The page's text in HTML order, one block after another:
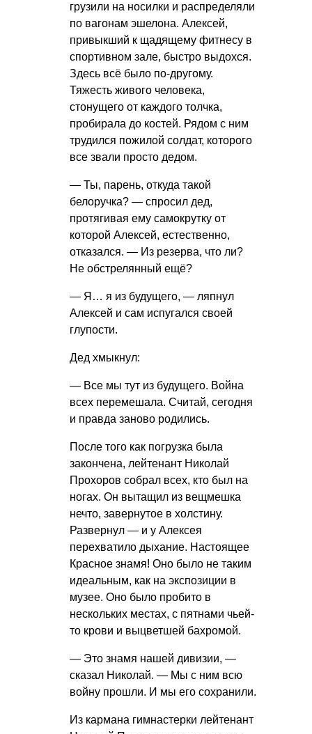
грузили на носилки и распределяли
по вагонам эшелона. Алексей,
привыкший к щадящему фитнесу в
спортивном зале, быстро выдохся.
Здесь всё было по-другому.
Тяжесть живого человека,
стонущего от каждого толчка,
пробирала до костей. Рядом с ним
трудился пожилой солдат, которого
все звали просто дедом.
— Ты, парень, откуда такой
белоручка? — спросил дед,
протягивая ему самокрутку от
которой Алексей, естественно,
отказался. — Из резерва, что ли?
Не обстрелянный ещё?
— Я… я из будущего, — ляпнул
Алексей и сам испугался своей
глупости.
Дед хмыкнул:
— Все мы тут из будущего. Война
всех перемешала. Считай, сегодня
и правда заново родились.
После того как погрузка была
закончена, лейтенант Николай
Прохоров собрал всех, кто был на
ногах. Он вытащил из вещмешка
нечто, завернутое в холстину.
Развернул — и у Алексея
перехватило дыхание. Настоящее
Красное знамя! Оно было не таким
идеальным, как на экспозиции в
музее. Оно было пробито в
нескольких местах, с пятнами чьей-
то крови и выцветшей бахромой.
— Это знамя нашей дивизии, —
сказал Николай. — Мы с ним всю
войну прошли. И мы его сохранили.
Из кармана гимнастерки лейтенант